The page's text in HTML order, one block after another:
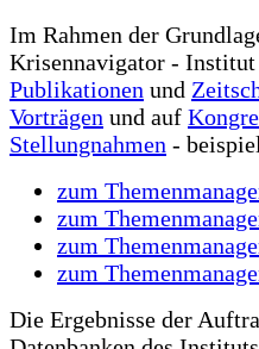
Im Rahmen der
Krisennavigator -
Publikationen und
Vorträgen und auf
Stellungnahmen -
zum
zum
zum
zum
Die Ergebnisse der